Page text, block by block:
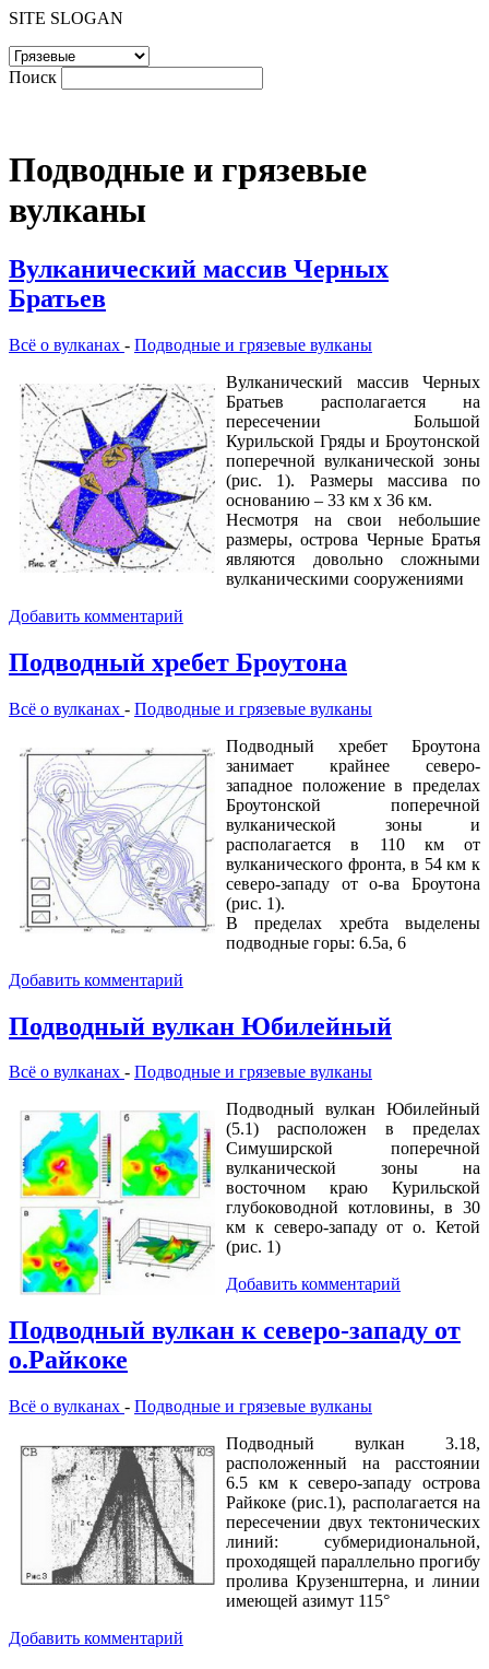
SITE SLOGAN
Поиск
Подводные и грязевые
вулканы
Вулканический массив Черных
Братьев
Всё о вулканах - Подводные и грязевые вулканы
Вулканический массив Черных
Братьев располагается на
пересечении Большой
Курильской Гряды и Броутонской
поперечной вулканической зоны
(рис. 1). Размеры массива по
основанию – 33 км х 36 км.
Несмотря на свои небольшие
размеры, острова Черные Братья
являются довольно сложными
вулканическими сооружениями
Добавить комментарий
Подводный хребет Броутона
Всё о вулканах - Подводные и грязевые вулканы
Подводный хребет Броутона
занимает крайнее северо-
западное положение в пределах
Броутонской поперечной
вулканической зоны и
располагается в 110 км от
вулканического фронта, в 54 км к
северо-западу от о-ва Броутона
(рис. 1).
В пределах хребта выделены
подводные горы: 6.5а, 6
Добавить комментарий
Подводный вулкан Юбилейный
Всё о вулканах - Подводные и грязевые вулканы
Подводный вулкан Юбилейный
(5.1) расположен в пределах
Симуширской поперечной
вулканической зоны на
восточном краю Курильской
глубоководной котловины, в 30
км к северо-западу от о. Кетой
(рис. 1)
Добавить комментарий
Подводный вулкан к северо-западу от
о.Райкоке
Всё о вулканах - Подводные и грязевые вулканы
Подводный вулкан 3.18,
расположенный на расстоянии
6.5 км к северо-западу острова
Райкоке (рис.1), располагается на
пересечении двух тектонических
линий: субмеридиональной,
проходящей параллельно прогибу
пролива Крузенштерна, и линии
имеющей азимут 115°
Добавить комментарий